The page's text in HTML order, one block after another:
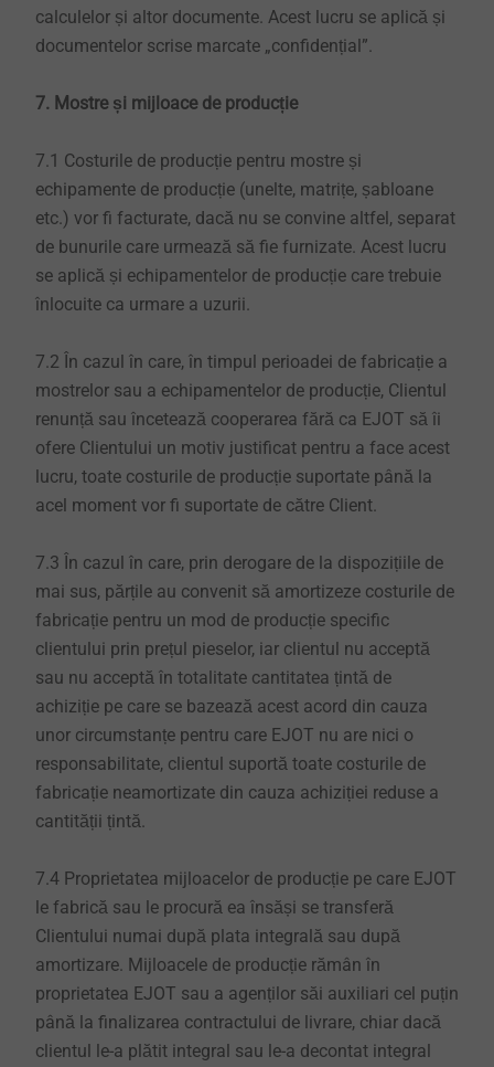
calculelor și altor documente. Acest lucru se aplică și
documentelor scrise marcate „confidențial”.
7. Mostre și mijloace de producție
7.1 Costurile de producție pentru mostre și
echipamente de producție (unelte, matrițe, șabloane
etc.) vor fi facturate, dacă nu se convine altfel, separat
de bunurile care urmează să fie furnizate. Acest lucru
se aplică și echipamentelor de producție care trebuie
înlocuite ca urmare a uzurii.
7.2 În cazul în care, în timpul perioadei de fabricație a
mostrelor sau a echipamentelor de producție, Clientul
renunță sau încetează cooperarea fără ca EJOT să îi
ofere Clientului un motiv justificat pentru a face acest
lucru, toate costurile de producție suportate până la
acel moment vor fi suportate de către Client.
7.3 În cazul în care, prin derogare de la dispozițiile de
mai sus, părțile au convenit să amortizeze costurile de
fabricație pentru un mod de producție specific
clientului prin prețul pieselor, iar clientul nu acceptă
sau nu acceptă în totalitate cantitatea țintă de
achiziție pe care se bazează acest acord din cauza
unor circumstanțe pentru care EJOT nu are nici o
responsabilitate, clientul suportă toate costurile de
fabricație neamortizate din cauza achiziției reduse a
cantității țintă.
7.4 Proprietatea mijloacelor de producție pe care EJOT
le fabrică sau le procură ea însăși se transferă
Clientului numai după plata integrală sau după
amortizare. Mijloacele de producție rămân în
proprietatea EJOT sau a agenților săi auxiliari cel puțin
până la finalizarea contractului de livrare, chiar dacă
clientul le-a plătit integral sau le-a decontat integral